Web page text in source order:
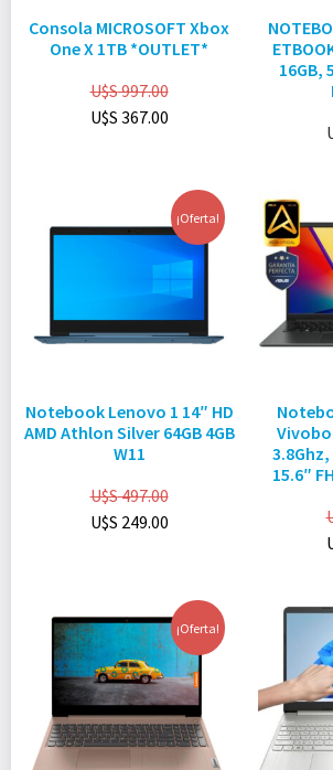
Consola MICROSOFT Xbox
One X 1TB *OUTLET*
U$S997.00
U$S 367.00
16GB,
¡Oferta!
Notebook Lenovo 1 14″ HD
AMD Athlon Silver 64GB 4GB
W11
U$S497.00
U$S 249.00
3.8Ghz,
15.6″
¡Oferta!